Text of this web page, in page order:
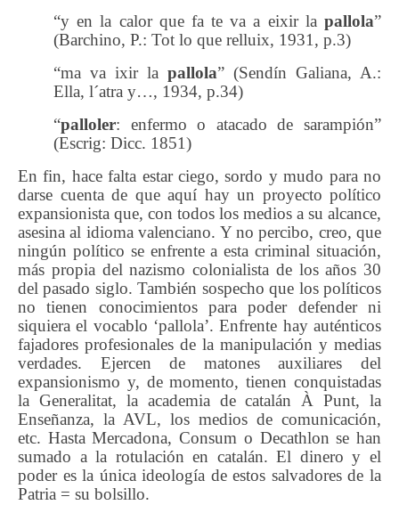
“y en la calor que fa te va a eixir la pallola”
(Barchino, P.: Tot lo que relluix, 1931, p.3)
“ma va ixir la pallola” (Sendín Galiana, A.:
Ella, l´atra y…, 1934, p.34)
“palloler: enfermo o atacado de sarampión”
(Escrig: Dicc. 1851)
En fin, hace falta estar ciego, sordo y mudo para no
darse cuenta de que aquí hay un proyecto político
expansionista que, con todos los medios a su alcance,
asesina al idioma valenciano. Y no percibo, creo, que
ningún político se enfrente a esta criminal situación,
más propia del nazismo colonialista de los años 30
del pasado siglo. También sospecho que los políticos
no tienen conocimientos para poder defender ni
siquiera el vocablo ‘pallola’. Enfrente hay auténticos
fajadores profesionales de la manipulación y medias
verdades. Ejercen de matones auxiliares del
expansionismo y, de momento, tienen conquistadas
la Generalitat, la academia de catalán À Punt, la
Enseñanza, la AVL, los medios de comunicación,
etc. Hasta Mercadona, Consum o Decathlon se han
sumado a la rotulación en catalán. El dinero y el
poder es la única ideología de estos salvadores de la
Patria = su bolsillo.